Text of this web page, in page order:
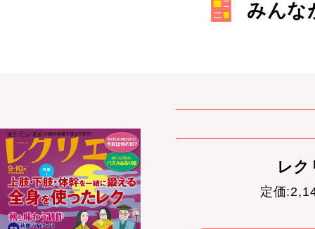
みんな
レ
定価